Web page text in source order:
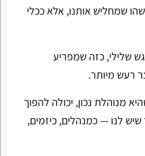
שמחליש אותנו, אלא ככלי
שלילי, כזה שמפריע
רעש מיותר.
מנוהלת נכון, יכולה להפוך
לנו — כמנהלים, כיזמים,